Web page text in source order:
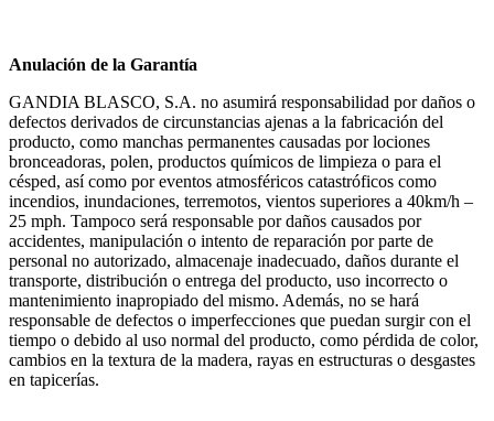
Anulación de la Garantía
GANDIA BLASCO, S.A. no asumirá responsabilidad por daños o
defectos derivados de circunstancias ajenas a la fabricación del
producto, como manchas permanentes causadas por lociones
bronceadoras, polen, productos químicos de limpieza o para el
césped, así como por eventos atmosféricos catastróficos como
incendios, inundaciones, terremotos, vientos superiores a 40km/h –
25 mph. Tampoco será responsable por daños causados por
accidentes, manipulación o intento de reparación por parte de
personal no autorizado, almacenaje inadecuado, daños durante el
transporte, distribución o entrega del producto, uso incorrecto o
mantenimiento inapropiado del mismo. Además, no se hará
responsable de defectos o imperfecciones que puedan surgir con el
tiempo o debido al uso normal del producto, como pérdida de color,
cambios en la textura de la madera, rayas en estructuras o desgastes
en tapicerías.